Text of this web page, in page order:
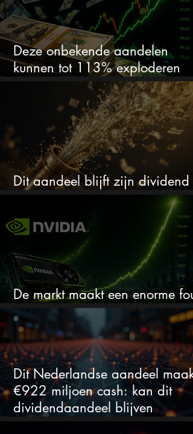
Deze onbekende aandelen
kunnen tot 113% exploderen
(één springt eruit)
Dit aandeel blijft zijn dividend
verhogen, wat er ook gebeurt
De markt maakt een enorme fout
Dit Nederlandse aandeel maakt
€922 miljoen cash: kan dit
dividendaandeel blijven
verhogen?